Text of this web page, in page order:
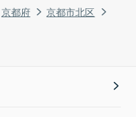
京都府
京都市北区